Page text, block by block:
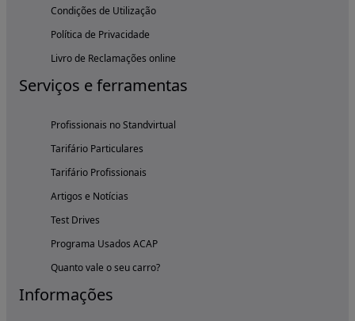
Condições de Utilização
Política de Privacidade
Livro de Reclamações online
Serviços e ferramentas
Profissionais no Standvirtual
Tarifário Particulares
Tarifário Profissionais
Artigos e Notícias
Test Drives
Programa Usados ACAP
Quanto vale o seu carro?
Informações